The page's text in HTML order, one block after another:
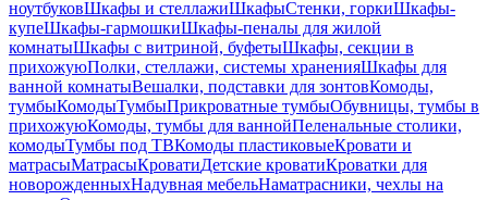
ноутбуковШкафы и стеллажиШкафыСтенки, горкиШкафы-
купеШкафы-гармошкиШкафы-пеналы для жилой
комнатыШкафы с витриной, буфетыШкафы, секции в
прихожуюПолки, стеллажи, системы храненияШкафы для
ванной комнатыВешалки, подставки для зонтовКомоды,
тумбыКомодыТумбыПрикроватные тумбыОбувницы, тумбы в
прихожуюКомоды, тумбы для ваннойПеленальные столики,
комодыТумбы под ТВКомоды пластиковыеКровати и
матрасыМатрасыКроватиДетские кроватиКроватки для
новорожденныхНадувная мебельНаматрасники, чехлы на